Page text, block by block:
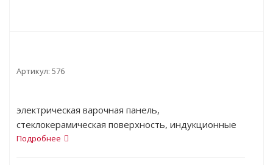
Артикул: 576
электрическая варочная панель,
стеклокерамическая поверхность, индукционные
конфорки, переключатели сенсорные, кнопочное,
Подробнее